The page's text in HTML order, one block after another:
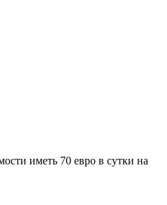
иметь 70 евро в сутки на